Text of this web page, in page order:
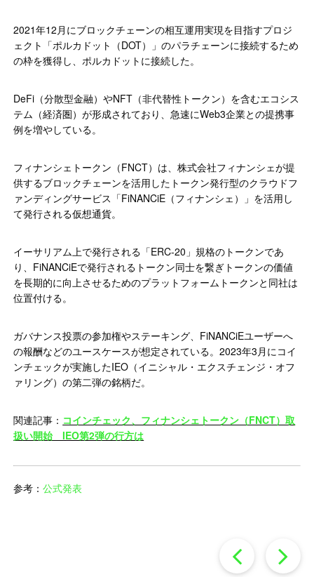
2021年12月にブロックチェーンの相互運用実現を目指すプロジ
ェクト「ポルカドット（DOT）」のパラチェーンに接続するため
の枠を獲得し、ポルカドットに接続した。
DeFi（分散型金融）やNFT（非代替性トークン）を含むエコシス
テム（経済圏）が形成されており、急速にWeb3企業との提携事
例を増やしている。
フィナンシェトークン（FNCT）は、株式会社フィナンシェが提
供するブロックチェーンを活用したトークン発行型のクラウドフ
ァンディングサービス「FiNANCiE（フィナンシェ）」を活用し
て発行される仮想通貨。
イーサリアム上で発行される「ERC-20」規格のトークンであ
り、FiNANCiEで発行されるトークン同士を繋ぎトークンの価値
を長期的に向上させるためのプラットフォームトークンと同社は
位置付ける。
ガバナンス投票の参加権やステーキング、FiNANCiEユーザーへ
の報酬などのユースケースが想定されている。2023年3月にコイ
ンチェックが実施したIEO（イニシャル・エクスチェンジ・オフ
ァリング）の第二弾の銘柄だ。
関連記事： コインチェック、フィナンシェトークン（FNCT）取
扱い開始 IEO第2弾の行方は
参考：公式発表
過